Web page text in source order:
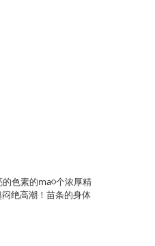
色素的ma○个浓厚精
绝高潮！苗条的身体